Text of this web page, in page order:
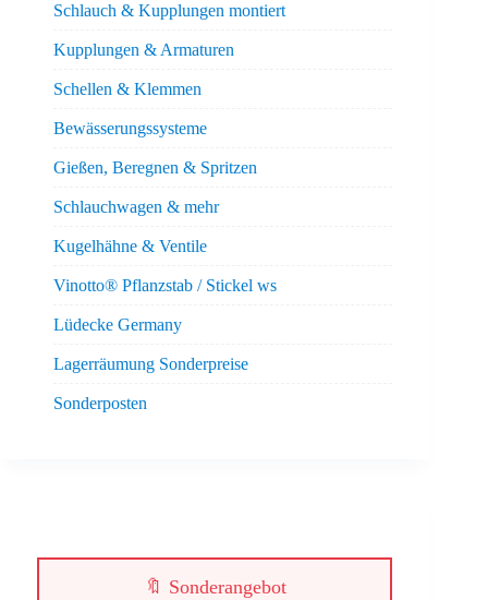
Schlauch & Kupplungen montiert
Kupplungen & Armaturen
Schellen & Klemmen
Bewässerungssysteme
Gießen, Beregnen & Spritzen
Schlauchwagen & mehr
Kugelhähne & Ventile
Vinotto® Pflanzstab / Stickel ws
Lüdecke Germany
Lagerräumung Sonderpreise
Sonderposten
🔖 Sonderangebot